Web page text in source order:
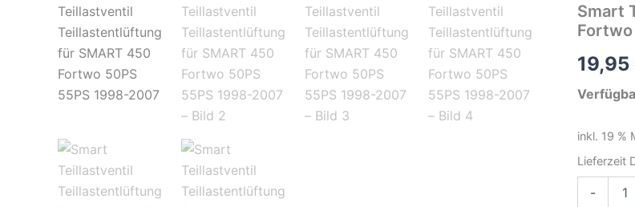
Smart
19,95
inkl. 19 %
Lieferzeit
-
Teillastventil